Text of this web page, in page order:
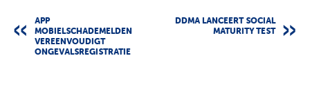
APP
MOBIELSCHADEMELDEN
VEREENVOUDIGT
ONGEVALSREGISTRATIE
DDMA LANCEERT SOCIAL
MATURITY TEST